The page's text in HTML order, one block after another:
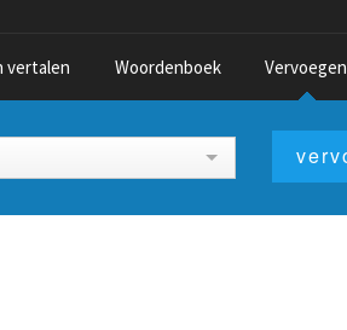
vertalen Woordenboek Vervoegen